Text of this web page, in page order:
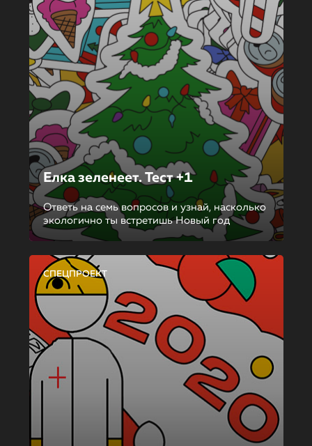
Елка зеленеет. Тест +1
Ответь на семь вопросов и узнай, насколько
экологично ты встретишь Новый год
СПЕЦПРОЕКТ